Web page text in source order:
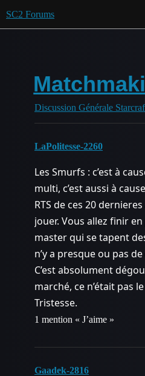
SC2 Forums
Discussion Générale
LaPolitesse-2260
Les Smurfs : c’est à
multi, c’est aussi à
RTS de ces 20
jouer. Vous allez finir
master qui se tapent
n’y a presque ou pas
C’est absolument
marché, ce n’était pas
Tristesse.
1 mention « J’aime »
Gaadek-2816